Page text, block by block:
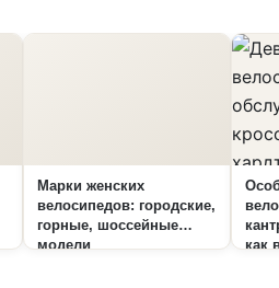
Марки женских
велосипедов: городские,
горные, шоссейные
модели
как